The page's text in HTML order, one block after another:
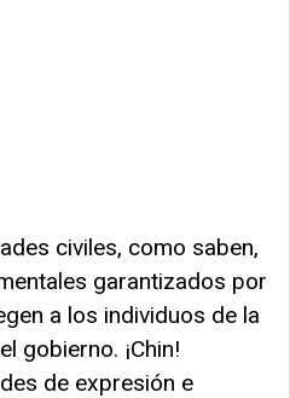
civiles, como saben,
garantizados por
a los individuos de la
gobierno. ¡Chin!
de expresión e